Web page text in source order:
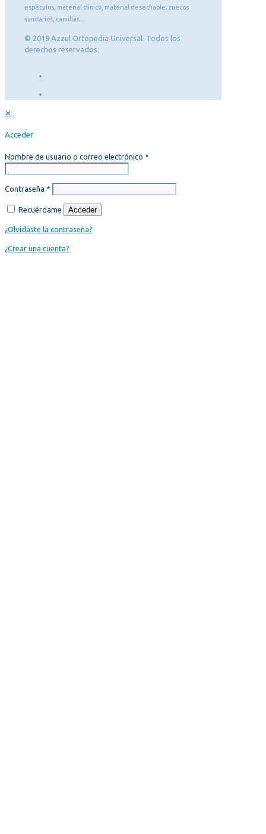
espéculos, material clínico, material desechable, zuecos
sanitarios, camillas...
© 2019 Azzul Ortopedia Universal. Todos los
derechos reservados.
✕
Acceder
Nombre de usuario o correo electrónico *
Contraseña *
Recuérdame Acceder
¿Olvidaste la contraseña?
¿Crear una cuenta?